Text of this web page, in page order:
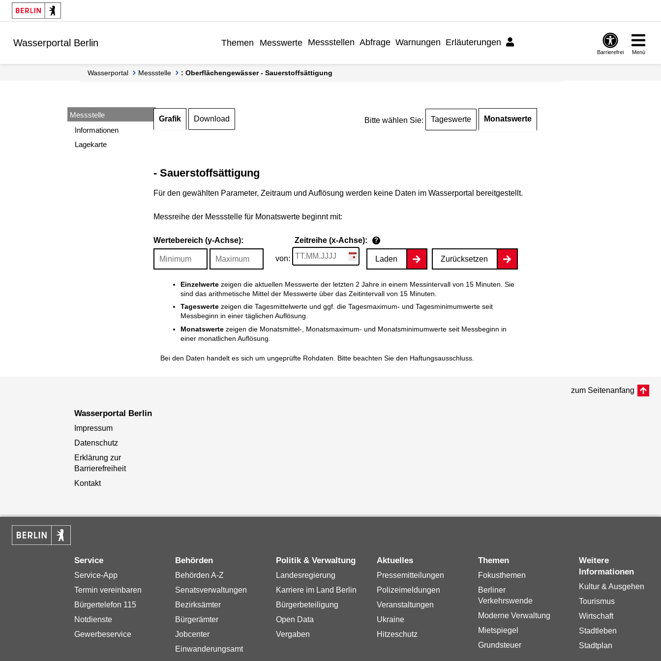
Springe zur Navigation
Springe zum Inhalt
Wasserportal Berlin Themen Messwerte Messstellen Abfrage Warnungen Erläuterungen
Barrierefrei Menü
Wasserportal Messstelle : Oberflächengewässer - Sauerstoffsättigung
Messstelle
Informationen
Lagekarte
Grafik Download Bitte wählen Sie: Tageswerte Monatswerte
- Sauerstoffsättigung
Für den gewählten Parameter, Zeitraum und Auflösung werden keine Daten im Wasserportal bereitgestellt.
Messreihe der Messstelle für Monatswerte beginnt mit:
Wertebereich (y-Achse): Zeitreihe (x-Achse): ?
von: Laden Zurücksetzen
Einzelwertezeigen die aktuellen Messwerte der letzten 2 Jahre in einem Messintervall von 15 Minuten. Sie
sind das arithmetische Mittel der Messwerte über das Zeitintervall von 15 Minuten.
Tageswertezeigen die Tagesmittelwerte und ggf. die Tagesmaximum- und Tagesminimumwerte seit
Messbeginn in einer täglichen Auflösung.
Monatswertezeigen die Monatsmittel-, Monatsmaximum- und Monatsminimumwerte seit Messbeginn in
einer monatlichen Auflösung.
Bei den Daten handelt es sich um ungeprüfte Rohdaten. Bitte beachten Sie den Haftungsausschluss.
zum Seitenanfang
Wasserportal Berlin
Impressum
Datenschutz
Erklärung zur
Barrierefreiheit
Kontakt
Service
Service-App
Termin vereinbaren
Bürgertelefon 115
Notdienste
Gewerbeservice
Behörden
Behörden A-Z
Senatsverwaltungen
Bezirksämter
Bürgerämter
Jobcenter
Einwanderungsamt
Politik & Verwaltung
Landesregierung
Karriere im Land Berlin
Bürgerbeteiligung
Open Data
Vergaben
Aktuelles
Pressemitteilungen
Polizeimeldungen
Veranstaltungen
Ukraine
Hitzeschutz
Themen
Fokusthemen
Berliner
Verkehrswende
Moderne Verwaltung
Mietspiegel
Grundsteuer
Weitere
Informationen
Kultur & Ausgehen
Tourismus
Wirtschaft
Stadtleben
Stadtplan